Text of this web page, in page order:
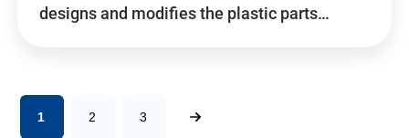
designs and modifies the plastic parts…
1 2 3